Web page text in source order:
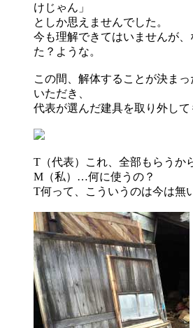
けじゃん」
としか思えませんでした。
今も理解できてはいませんが
た？ような。
この間、解体することが決ま
いただき、
代表が選んだ建具を取り外して
T（代表）
これ、全部もらうか
M（私） …何に使うの？
T何って、こういうのは今は無